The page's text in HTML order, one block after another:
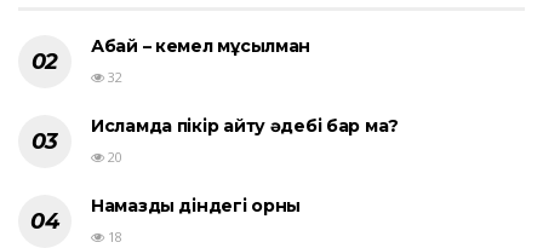
Абай – кемел мұсылман
32
Исламда пікір айту әдебі бар ма?
20
Намаздың діндегі орны
18